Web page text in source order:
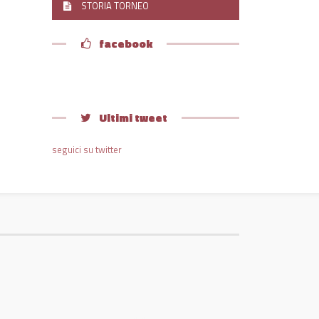
STORIA TORNEO
facebook
Ultimi tweet
seguici su twitter